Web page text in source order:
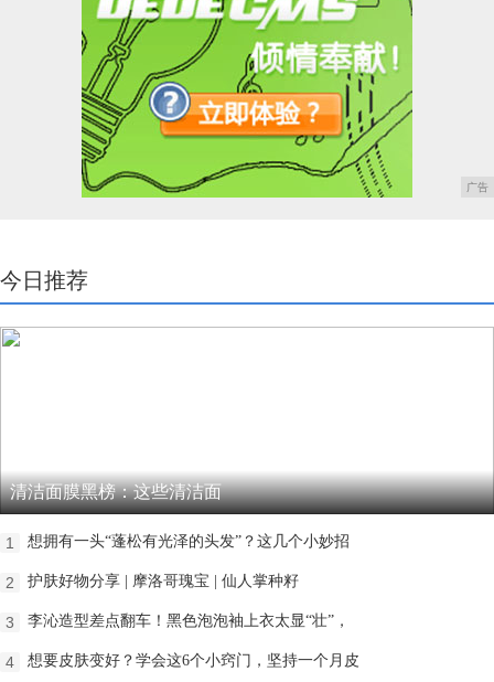
广告
今日推荐
清洁面膜黑榜：这些清洁面
1 想拥有一头“蓬松有光泽的头发”？这几个小妙招
2 护肤好物分享 | 摩洛哥瑰宝 | 仙人掌种籽
3 李沁造型差点翻车！黑色泡泡袖上衣太显“壮”，
4 想要皮肤变好？学会这6个小窍门，坚持一个月皮